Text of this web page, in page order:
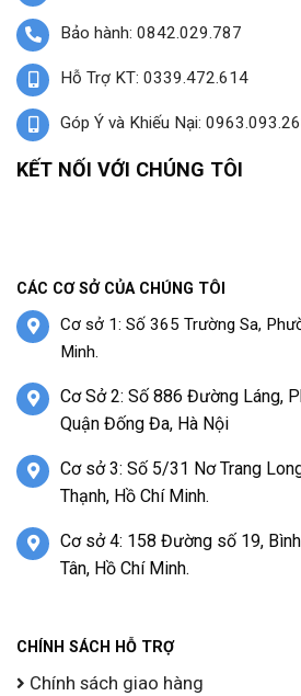
Bảo hành: 0842.029.787
Hỗ Trợ KT: 0339.472.614
Góp Ý và Khiếu Nại:
KẾT NỐI VỚI CHÚNG TÔI
CÁC CƠ SỞ CỦA CHÚNG TÔI
Cơ sở 1: Số 365 Trường Sa,
Minh.
Cơ Sở 2: Số 886 Đường Láng,
Quận Đống Đa, Hà Nội
Cơ sở 3: Số 5/31 Nơ Trang
Thạnh, Hồ Chí Minh.
Cơ sở 4: 158 Đường số 19,
Tân, Hồ Chí Minh.
CHÍNH SÁCH HỖ TRỢ
Chính sách giao hàng